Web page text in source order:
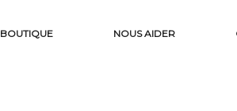
BOUTIQUE NOUS AIDER